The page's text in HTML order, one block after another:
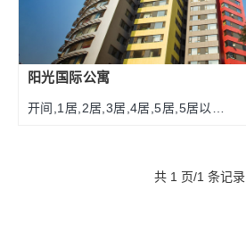
阳光国际公寓
开间,1居,2居,3居,4居,5居,5居以上
共 1 页/1 条记录